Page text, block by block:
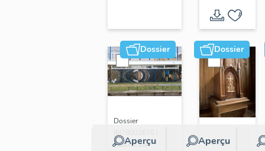
Dossier
Aperçu
Dossier
IM78002670 |
Réalisé par
Dossier
Aperçu
Dossier